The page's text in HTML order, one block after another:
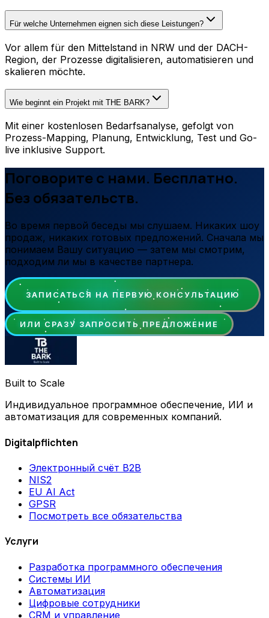
Für welche Unternehmen eignen sich diese Leistungen?
Vor allem für den Mittelstand in NRW und der DACH-
Region, der Prozesse digitalisieren, automatisieren und
skalieren möchte.
Wie beginnt ein Projekt mit THE BARK?
Mit einer kostenlosen Bedarfsanalyse, gefolgt von
Prozess-Mapping, Planung, Entwicklung, Test und Go-
live inklusive Support.
Поговорите с нами. Бесплатно.
Без обязательств.
Во время первой беседы мы слушаем. Никаких шоу
продаж, никаких готовых предложений. Сначала мы
понимаем Вашу ситуацию — затем мы смотрим,
подходим ли мы в качестве партнера.
ЗАПИСАТЬСЯ НА ПЕРВУЮ КОНСУЛЬТАЦИЮ
ИЛИ СРАЗУ ЗАПРОСИТЬ ПРЕДЛОЖЕНИЕ
Built to Scale
Индивидуальное программное обеспечение, ИИ и
автоматизация для современных компаний.
Digitalpflichten
Электронный счёт B2B
NIS2
EU AI Act
GPSR
Посмотреть все обязательства
Услуги
Разработка программного обеспечения
Системы ИИ
Автоматизация
Цифровые сотрудники
CRM и управление